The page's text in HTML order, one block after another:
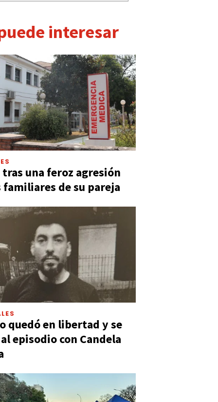
interesar
una feroz agresión
familiares de su pareja
quedó en libertad y se
episodio con Candela